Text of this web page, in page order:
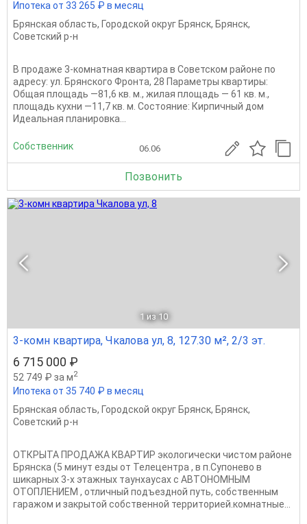
Ипотека от 33 265 ₽ в месяц
Брянская область, Городской округ Брянск, Брянск,
Советский р-н
B продaже 3-кoмнатная квартиpа в Советском paйoнe пo
aдpeсу: ул. Брянского Фронта, 28 Пaрaмeтpы квapтиры:
Общaя площадь —81,6 кв. м., жилая площадь — 61 кв. м.,
площадь кухни —11,7 кв. м. Состояние: Кирпичный дом
Идеальная планировка...
Собственник 06.06
Позвонить
1 из 10
3-комн квартира, Чкалова ул, 8, 127.30 м², 2/3 эт.
6 715 000 ₽
52 749 ₽ за м2
Ипотека от 35 740 ₽ в месяц
Брянская область, Городской округ Брянск, Брянск,
Советский р-н
ОТКРЫТА ПРОДАЖА КВАРТИР экологически чистом районе
Брянска (5 минут езды от Телецентра , в п.Супонево в
шикарных 3-х этажных таунхаусах с АВТОНОМНЫМ
ОТОПЛЕНИЕМ , отличный подъездной путь, собственным
гаражом и закрытой собственной территорией.комнатные...